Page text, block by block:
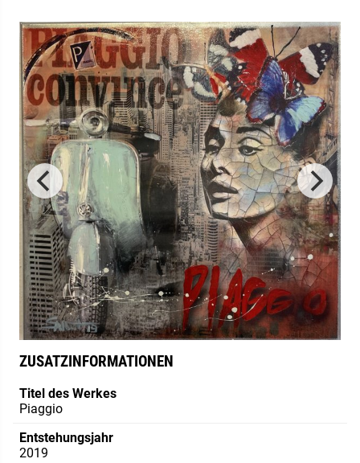
ZUSATZINFORMATIONEN
Titel des Werkes
Piaggio
Entstehungsjahr
2019